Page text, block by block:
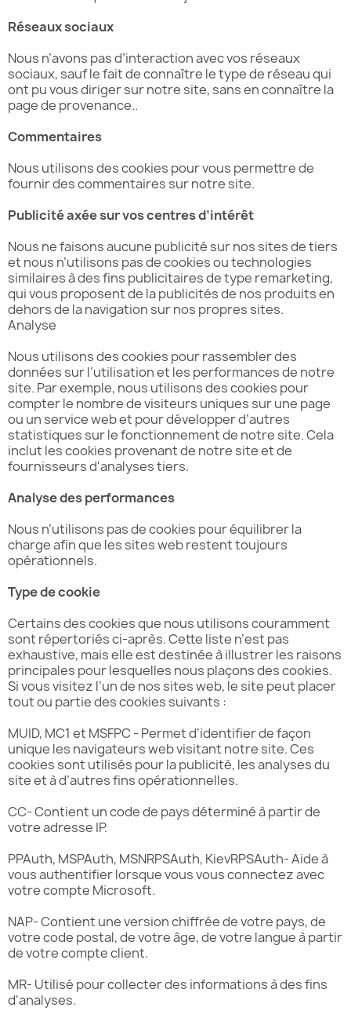
Réseaux sociaux
Nous n’avons pas d’interaction avec vos réseaux
sociaux, sauf le fait de connaître le type de réseau qui
ont pu vous diriger sur notre site, sans en connaître la
page de provenance..
Commentaires
Nous utilisons des cookies pour vous permettre de
fournir des commentaires sur notre site.
Publicité axée sur vos centres d’intérêt
Nous ne faisons aucune publicité sur nos sites de tiers
et nous n’utilisons pas de cookies ou technologies
similaires à des fins publicitaires de type remarketing,
qui vous proposent de la publicités de nos produits en
dehors de la navigation sur nos propres sites.
Analyse
Nous utilisons des cookies pour rassembler des
données sur l’utilisation et les performances de notre
site. Par exemple, nous utilisons des cookies pour
compter le nombre de visiteurs uniques sur une page
ou un service web et pour développer d’autres
statistiques sur le fonctionnement de notre site. Cela
inclut les cookies provenant de notre site et de
fournisseurs d'analyses tiers.
Analyse des performances
Nous n’utilisons pas de cookies pour équilibrer la
charge afin que les sites web restent toujours
opérationnels.
Type de cookie
Certains des cookies que nous utilisons couramment
sont répertoriés ci-après. Cette liste n’est pas
exhaustive, mais elle est destinée à illustrer les raisons
principales pour lesquelles nous plaçons des cookies.
Si vous visitez l’un de nos sites web, le site peut placer
tout ou partie des cookies suivants :
MUID, MC1 et MSFPC - Permet d’identifier de façon
unique les navigateurs web visitant notre site. Ces
cookies sont utilisés pour la publicité, les analyses du
site et à d’autres fins opérationnelles.
CC- Contient un code de pays déterminé à partir de
votre adresse IP.
PPAuth, MSPAuth, MSNRPSAuth, KievRPSAuth- Aide à
vous authentifier lorsque vous vous connectez avec
votre compte Microsoft.
NAP- Contient une version chiffrée de votre pays, de
votre code postal, de votre âge, de votre langue à partir
de votre compte client.
MR- Utilisé pour collecter des informations à des fins
d'analyses.